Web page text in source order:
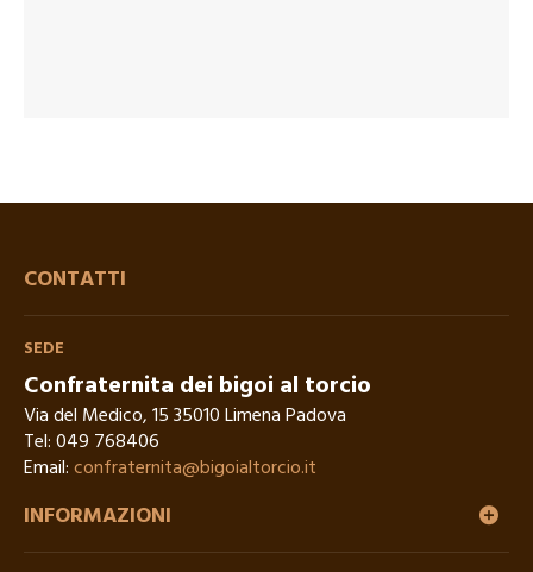
CONTATTI
SEDE
Confraternita dei bigoi al torcio
Via del Medico, 15 35010 Limena Padova
Tel:049 768406
Email:confraternita@bigoialtorcio.it
INFORMAZIONI